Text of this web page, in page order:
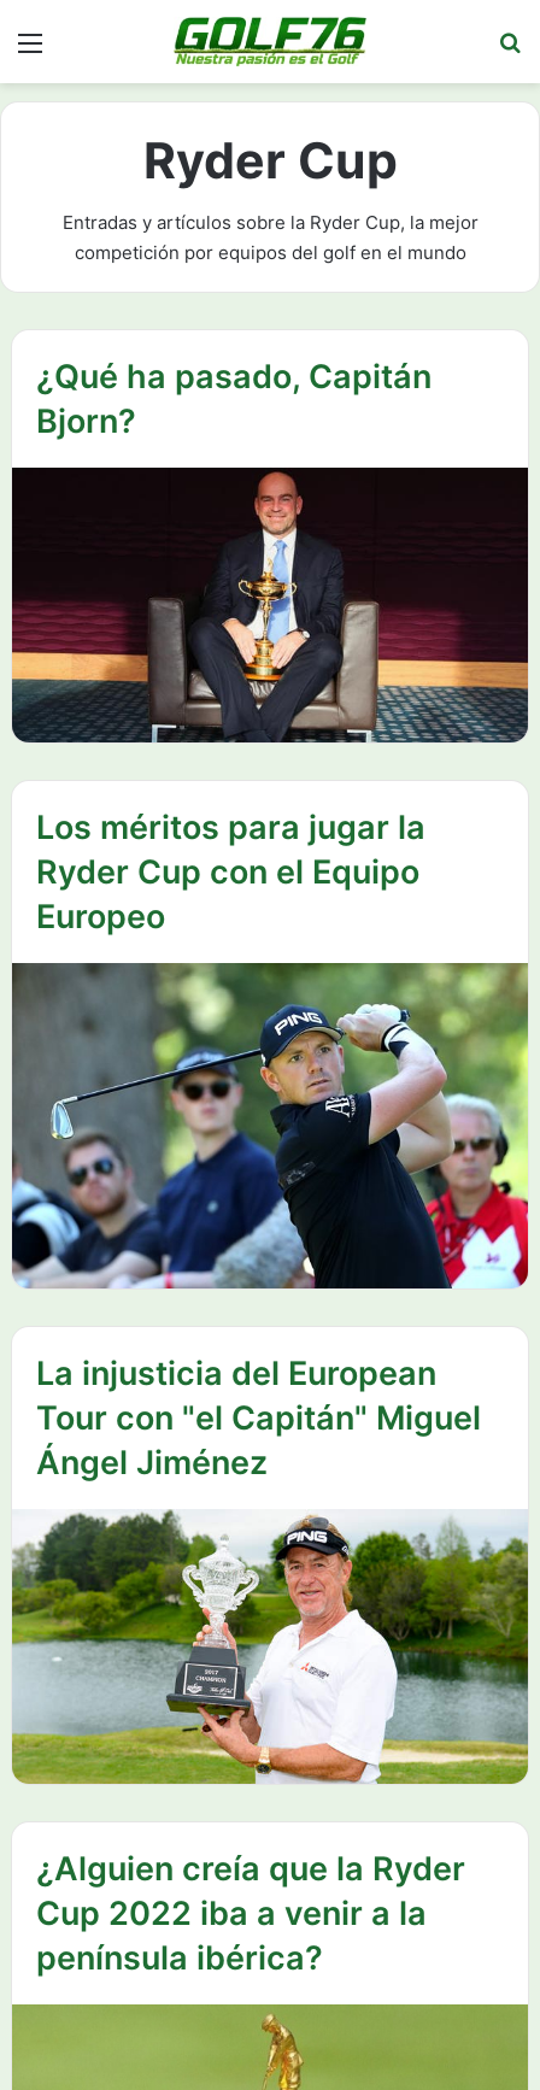
Ryder Cup
Entradas y artículos sobre la Ryder Cup, la mejor
competición por equipos del golf en el mundo
¿Qué ha pasado, Capitán
Bjorn?
Los méritos para jugar la
Ryder Cup con el Equipo
Europeo
La injusticia del European
Tour con "el Capitán" Miguel
Ángel Jiménez
¿Alguien creía que la Ryder
Cup 2022 iba a venir a la
península ibérica?